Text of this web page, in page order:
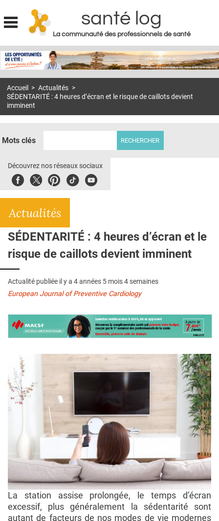
Jump to navigation
santé log
La communauté des professionnels de santé
MON COMPTE
S'ABONNER À LA REVUE SOIN À DOMICILE
E-REVUE SAD
THÉMA
CONTACT
Accueil > Actualités >
SÉDENTARITÉ : 4 heures d’écran et le risque de caillots devient
imminent
Mots clés
Découvrez nos réseaux sociaux
FacebookTwitterPinterest
TiktokYoubute
Actualités
SÉDENTARITÉ : 4 heures d’écran et le
risque de caillots devient imminent
Actualité publiée il y a 4 années 5 mois 4 semaines
European Journal of Preventive Cardiology
La station assise prolongée, le temps d’écran
excessif, plus généralement la sédentarité sont
autant de facteurs de nos modes de vie modernes